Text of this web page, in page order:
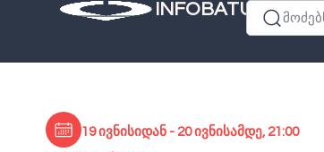
INFOBATUMI.GE
19 ივნისიდან - 20 ივნისამდე, 21:00